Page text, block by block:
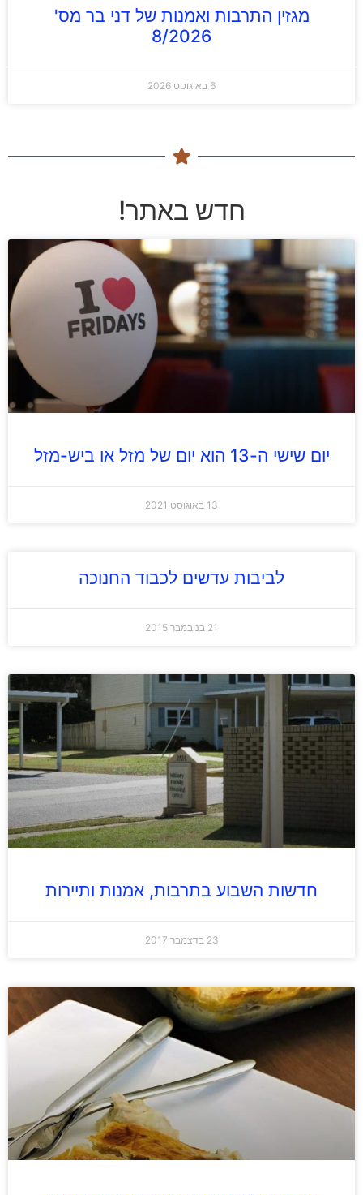
מגזין התרבות ואמנות של דני בר מס'
8/2026
6 באוגוסט 2026
חדש באתר!
יום שישי ה-13 הוא יום של מזל או ביש-מזל
13 באוגוסט 2021
לביבות עדשים לכבוד החנוכה
21 בנובמבר 2015
חדשות השבוע בתרבות, אמנות ותיירות
23 בדצמבר 2017